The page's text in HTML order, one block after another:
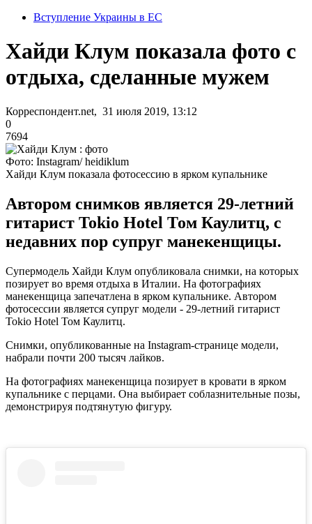
Вступление Украины в ЕС
Хайди Клум показала фото с
отдыха, сделанные мужем
Корреспондент.net, 31 июля 2019, 13:12
0
7694
Фото: Instagram/ heidiklum
Хайди Клум показала фотосессию в ярком купальнике
Автором снимков является 29-летний
гитарист Tokio Hotel Том Каулитц, с
недавних пор супруг манекенщицы.
Супермодель Хайди Клум опубликовала снимки, на которых
позирует во время отдыха в Италии. На фотографиях
манекенщица запечатлена в ярком купальнике. Автором
фотосессии является супруг модели - 29-летний гитарист
Tokio Hotel Том Каулитц.
Снимки, опубликованные на Instagram-странице модели,
набрали почти 200 тысяч лайков.
На фотографиях манекенщица позирует в кровати в ярком
купальнике с перцами. Она выбирает соблазнительные позы,
демонстрируя подтянутую фигуру.